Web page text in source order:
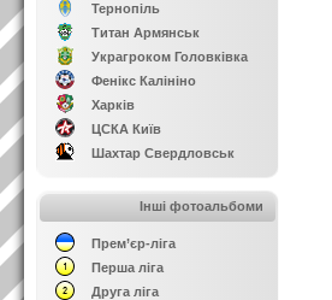
Тернопіль
Титан Армянськ
Украгроком Головківка
Фенікс Калініно
Харків
ЦСКА Київ
Шахтар Свердловськ
Інші фотоальбоми
Прем’єр-ліга
Перша ліга
Друга ліга